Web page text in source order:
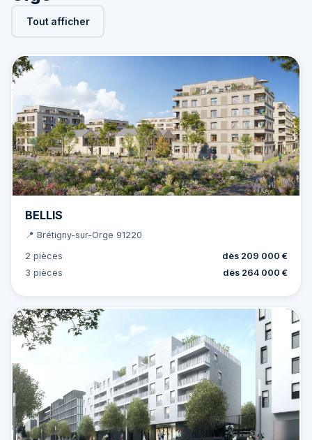
Tout afficher
BELLIS
📍 Brétigny-sur-Orge 91220
2 pièces
dès 209 000 €
3 pièces
dès 264 000 €